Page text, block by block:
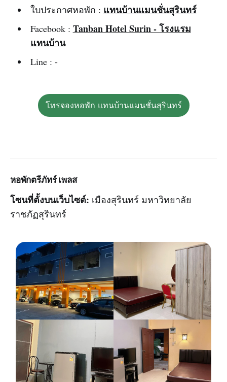
ใบประกาศหอพัก : แทนบ้านแมนชั่นสุรินทร์
Facebook : Tanban Hotel Surin - โรงแรม
แทนบ้าน
Line : -
โทรจองหอพัก แทนบ้านแมนชั่นสุรินทร์
หอพักตรีภัทร์ เพลส
โซนที่ตั้งบนเว็บไซต์: เมืองสุรินทร์ มหาวิทยาลัย
ราชภัฏสุรินทร์